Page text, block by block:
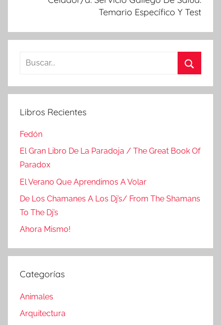
Temario Específico Y Test
Buscar:
Libros Recientes
Fedón
El Gran Libro De La Paradoja / The Great Book Of
Paradox
El Verano Que Aprendimos A Volar
De Los Chamanes A Los Dj’s/ From The Shamans
To The Dj’s
Ahora Mismo!
Categorías
Animales
Arquitectura